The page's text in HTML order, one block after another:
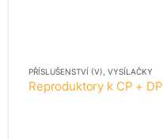
PŘÍSLUŠENSTVÍ (V) VYSÍLAČKY
Reproduktory k CP + DP